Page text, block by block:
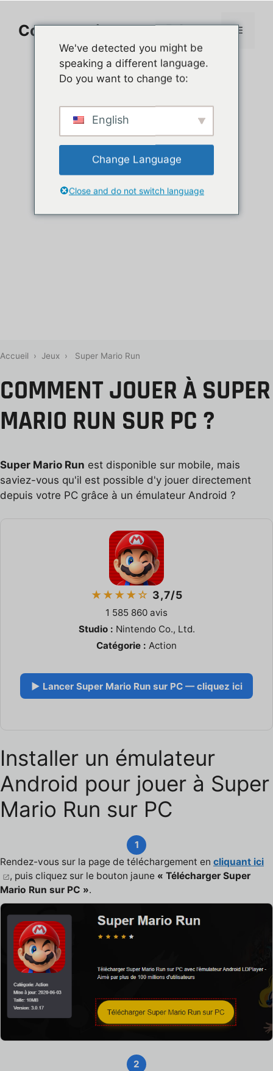
contenuComment jouer sur PC Menu
Accueil › Jeux › Super Mario Run
COMMENT JOUER À SUPER
MARIO RUN SUR PC ?
Super Mario Run est disponible sur mobile, mais
saviez-vous qu'il est possible d'y jouer directement
depuis votre PC grâce à un émulateur Android ?
★★★★☆ 3,7/5
1 585 860 avis
Studio : Nintendo Co., Ltd.
Catégorie : Action
▶ Lancer Super Mario Run sur PC — cliquez ici
Installer un émulateur
Android pour jouer à Super
Mario Run sur PC
1
Rendez-vous sur la page de téléchargement en cliquant ici
, puis cliquez sur le bouton jaune « Télécharger Super
Mario Run sur PC ».
2
We've detected you might be
speaking a different language.
Do you want to change to:
English
Change Language
Close and do not switch language